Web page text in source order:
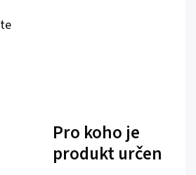
Pro koho je
produkt určen